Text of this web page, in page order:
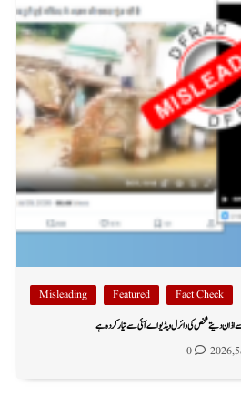
Fact Check
Featured
Misleading
اذان دیتے شخص کی وائرل ویڈیو اے آئی سے تیار کردہ ہے
0